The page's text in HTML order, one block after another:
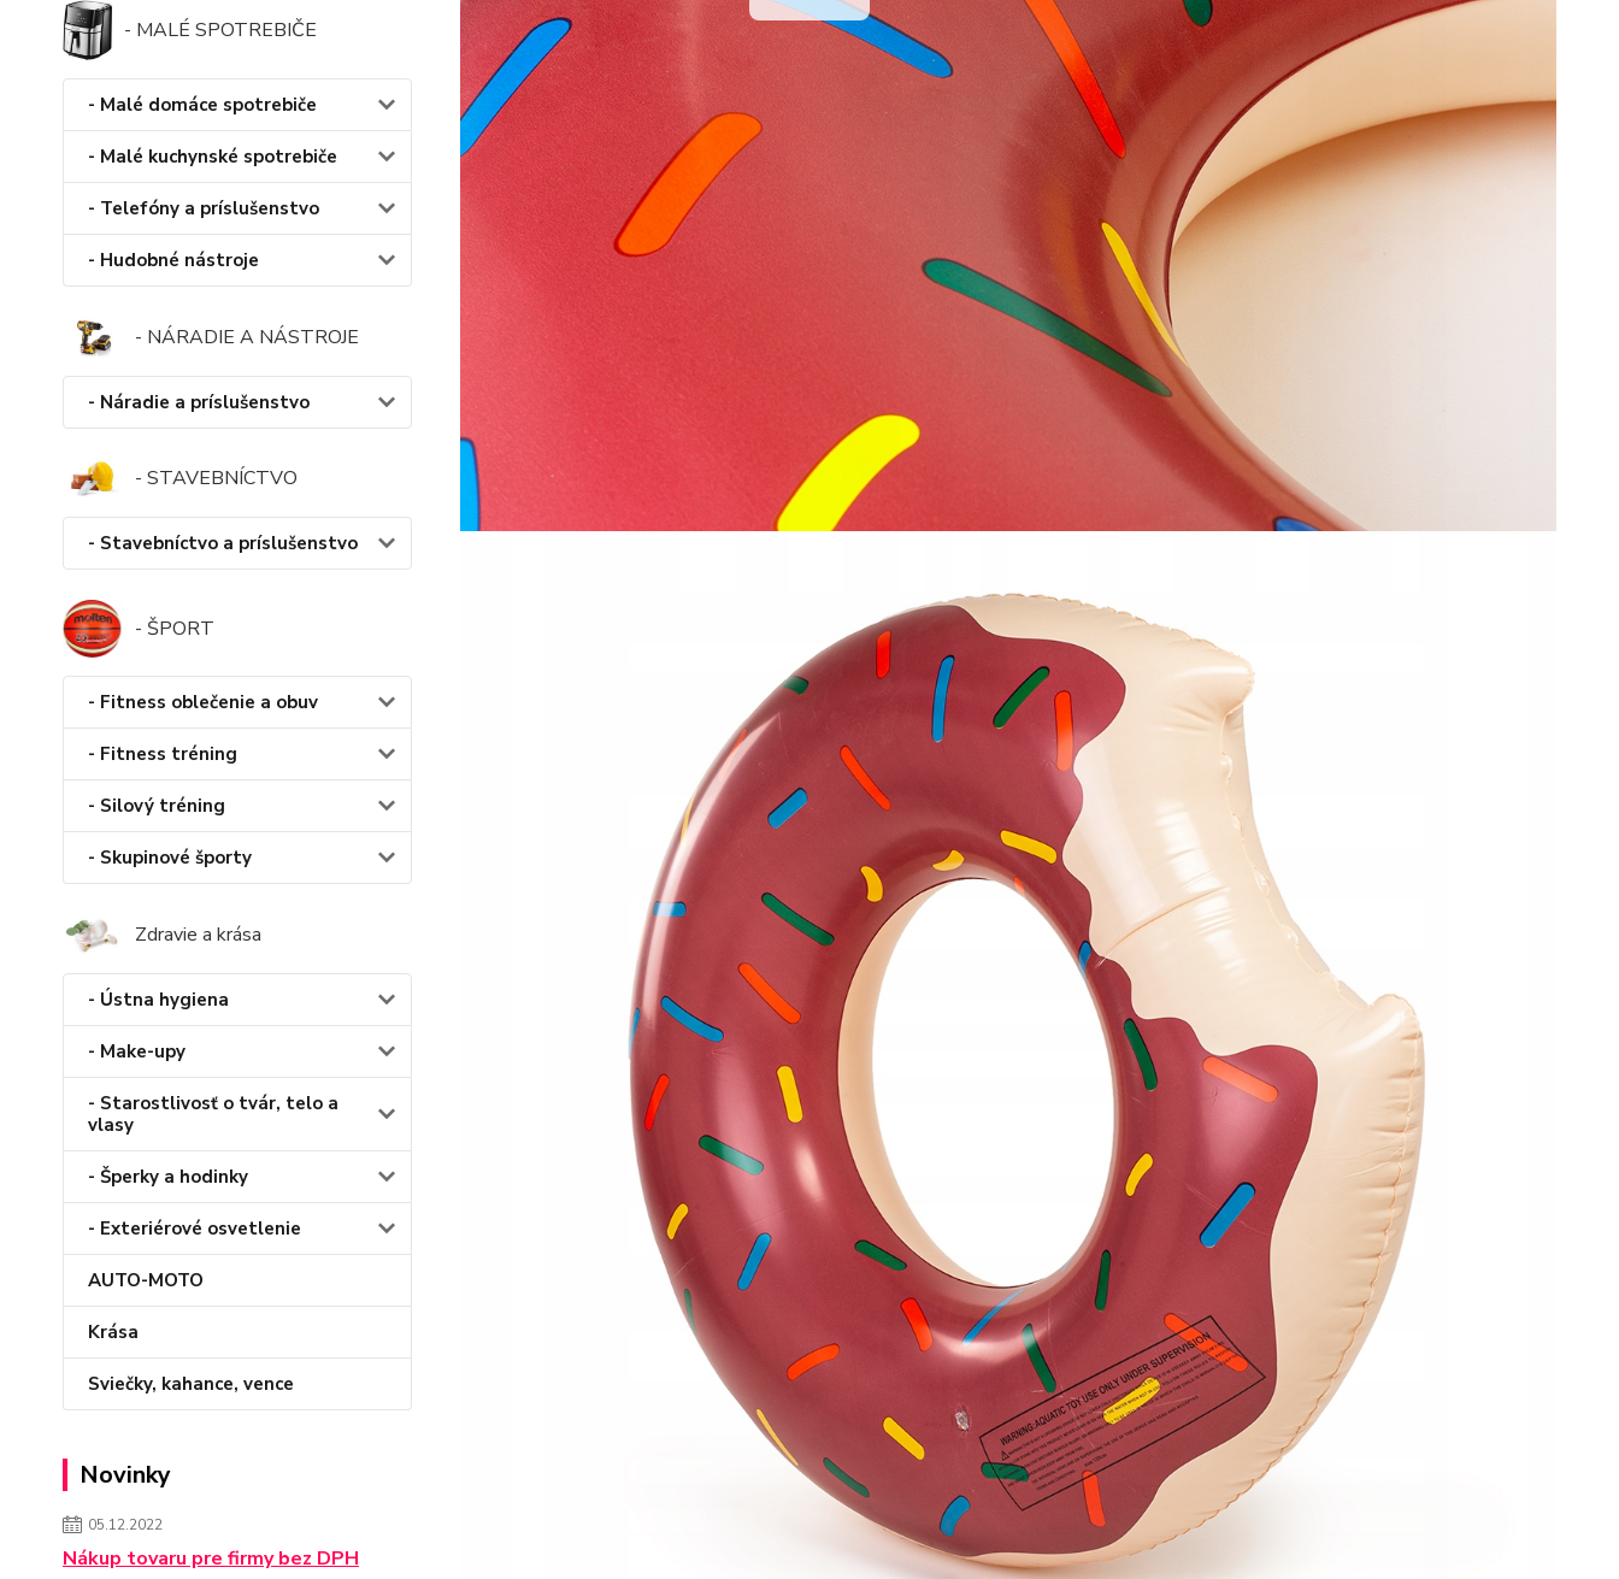
- MALÉ SPOTREBIČE
- Malé domáce spotrebiče
- Malé kuchynské spotrebiče
- Telefóny a príslušenstvo
- Hudobné nástroje
- NÁRADIE A NÁSTROJE
- Náradie a príslušenstvo
- STAVEBNÍCTVO
- Stavebníctvo a príslušenstvo
- ŠPORT
- Fitness oblečenie a obuv
- Fitness tréning
- Silový tréning
- Skupinové športy
Zdravie a krása
- Ústna hygiena
- Make-upy
- Starostlivosť o tvár, telo a
vlasy
- Šperky a hodinky
- Exteriérové osvetlenie
AUTO-MOTO
Krása
Sviečky, kahance, vence
Novinky
05.12.2022
Nákup tovaru pre firmy bez DPH